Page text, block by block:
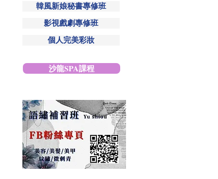
韓風新娘秘書專修班
影視戲劇專修班
個人完美彩妝
沙龍SPA課程